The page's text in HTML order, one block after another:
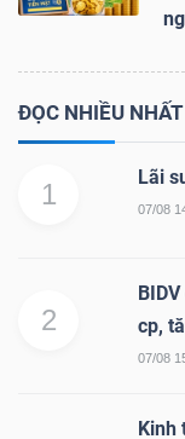
ĐỌC NHIỀU NHẤT
1
Lãi
07/08
2
cp,
07/08
Kinh